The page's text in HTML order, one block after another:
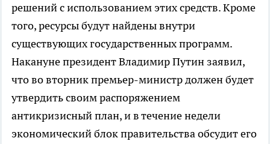
решений с использованием этих средств. Кроме
того, ресурсы будут найдены внутри
существующих государственных программ.
Накануне президент Владимир Путин заявил,
что во вторник премьер-министр должен будет
утвердить своим распоряжением
антикризисный план, и в течение недели
экономический блок правительства обсудит его